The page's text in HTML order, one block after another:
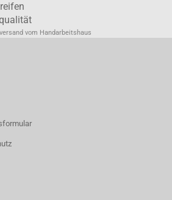
vom Handarbeitshaus